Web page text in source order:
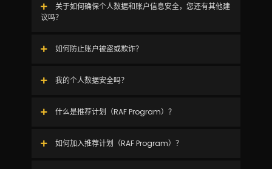
关于如何确保个人数据和账户信息安全，您还有其他建
议吗？
如何防止账户被盗或欺诈？
我的个人数据安全吗？
什么是推荐计划（RAF Program）？
如何加入推荐计划（RAF Program）？